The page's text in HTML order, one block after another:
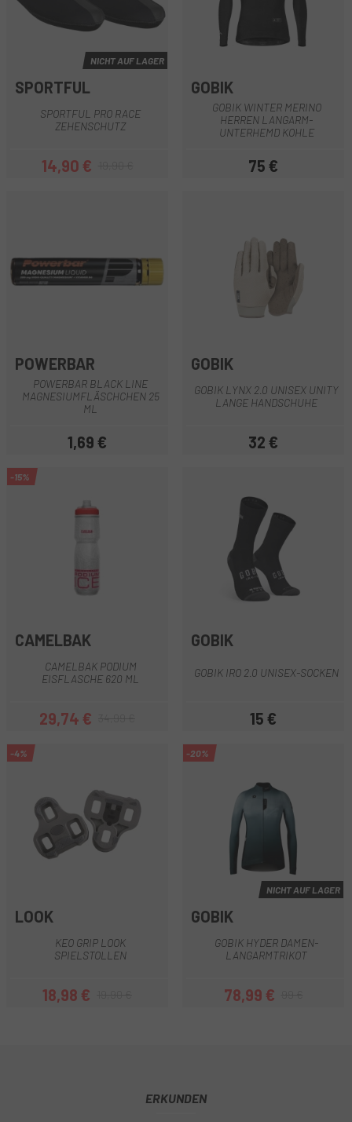
NICHT AUF LAGER
SPORTFUL
SPORTFUL PRO RACE
ZEHENSCHUTZ
Preis
14,90 €Regulärer Preis
GOBIK
GOBIK WINTER MERINO
HERREN LANGARM-
UNTERHEMD KOHLE
Preis
75 €
POWERBAR
POWERBAR BLACK LINE
MAGNESIUMFLÄSCHCHEN 25
ML
Preis
1,69 €
GOBIK
GOBIK LYNX 2.0 UNISEX UNITY
LANGE HANDSCHUHE
Preis
32 €
-15%
CAMELBAK
CAMELBAK PODIUM
EISFLASCHE 620 ML
Preis
29,74 €Regulärer Preis
GOBIK
GOBIK IRO 2.0 UNISEX-SOCKEN
Preis
15 €
-4%
LOOK
KEO GRIP LOOK
SPIELSTOLLEN
Preis
18,98 €Regulärer Preis
-20%
NICHT AUF LAGER
GOBIK
GOBIK HYDER DAMEN-
LANGARMTRIKOT
Preis
78,99 €Regulärer Preis
ERKUNDEN